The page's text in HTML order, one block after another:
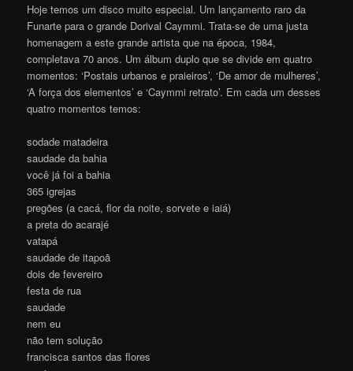
Hoje temos um disco muito especial. Um lançamento raro da
Funarte para o grande Dorival Caymmi. Trata-se de uma justa
homenagem a este grande artista que na época, 1984,
completava 70 anos. Um álbum duplo que se divide em quatro
momentos: ‘Postais urbanos e praieiros’, ‘De amor de mulheres’,
‘A força dos elementos’ e ‘Caymmi retrato’. Em cada um desses
quatro momentos temos:
sodade matadeira
saudade da bahia
você já foi a bahia
365 igrejas
pregões (a cacá, flor da noite, sorvete e iaiá)
a preta do acarajé
vatapá
saudade de itapoã
dois de fevereiro
festa de rua
saudade
nem eu
não tem solução
francisca santos das flores